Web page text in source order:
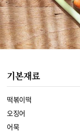
기본재료
떡볶이떡
오징어
어묵